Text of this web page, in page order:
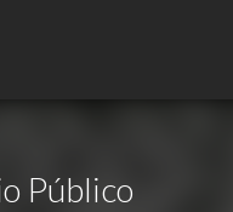
Público